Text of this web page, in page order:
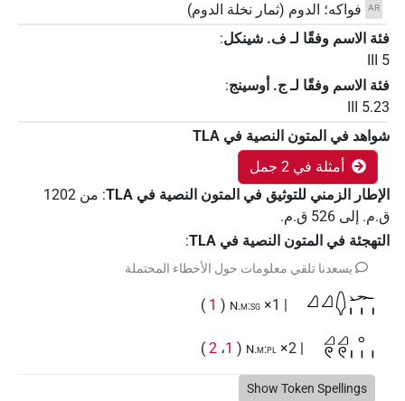
AR
فواكه؛ الدوم (ثمار نخلة الدوم)
فئة الاسم وفقًا لـ ف. شينكل:
III 5
فئة الاسم وفقًا لـ ج. أوسينج:
III 5.23
شواهد في المتون النصية في ‏TLA
أمثلة في 2 جمل
الإطار الزمني للتوثيق في المتون النصية في ‏TLA
: من 1202
ق.م. إلى 526 ق.م.
التهجئة في المتون النصية في TLA
:
يسعدنا تلقي معلومات حول الأخطاء المحتملة
𓈎𓈎𓆭𓆱𓏥
| 1×
N.m:sg
(
1
)
𓈎𓏲𓈎𓏲𓈒𓏥
| 2×
N.m:pl
(
1، 2
)
Show Token Spellings